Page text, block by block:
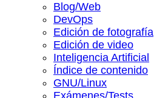
Blog/Web
DevOps
Edición de fotografía
Edición de video
Inteligencia Artificial
Índice de contenido
GNU/Linux
Exámenes/Tests